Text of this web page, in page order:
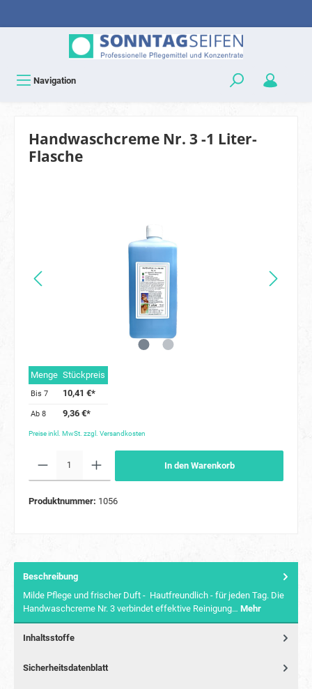
Navigation
Handwaschcreme Nr. 3 -1 Liter-
Flasche
Menge Stückpreis
Bis7 10,41 €*
Ab8 9,36 €*
Preise inkl. MwSt. zzgl. Versandkosten
In den Warenkorb
Produktnummer: 1056
Beschreibung
Milde Pflege und frischer Duft - Hautfreundlich - für jeden Tag. Die
Handwaschcreme Nr. 3 verbindet effektive Reinigung… Mehr
Inhaltsstoffe
Sicherheitsdatenblatt